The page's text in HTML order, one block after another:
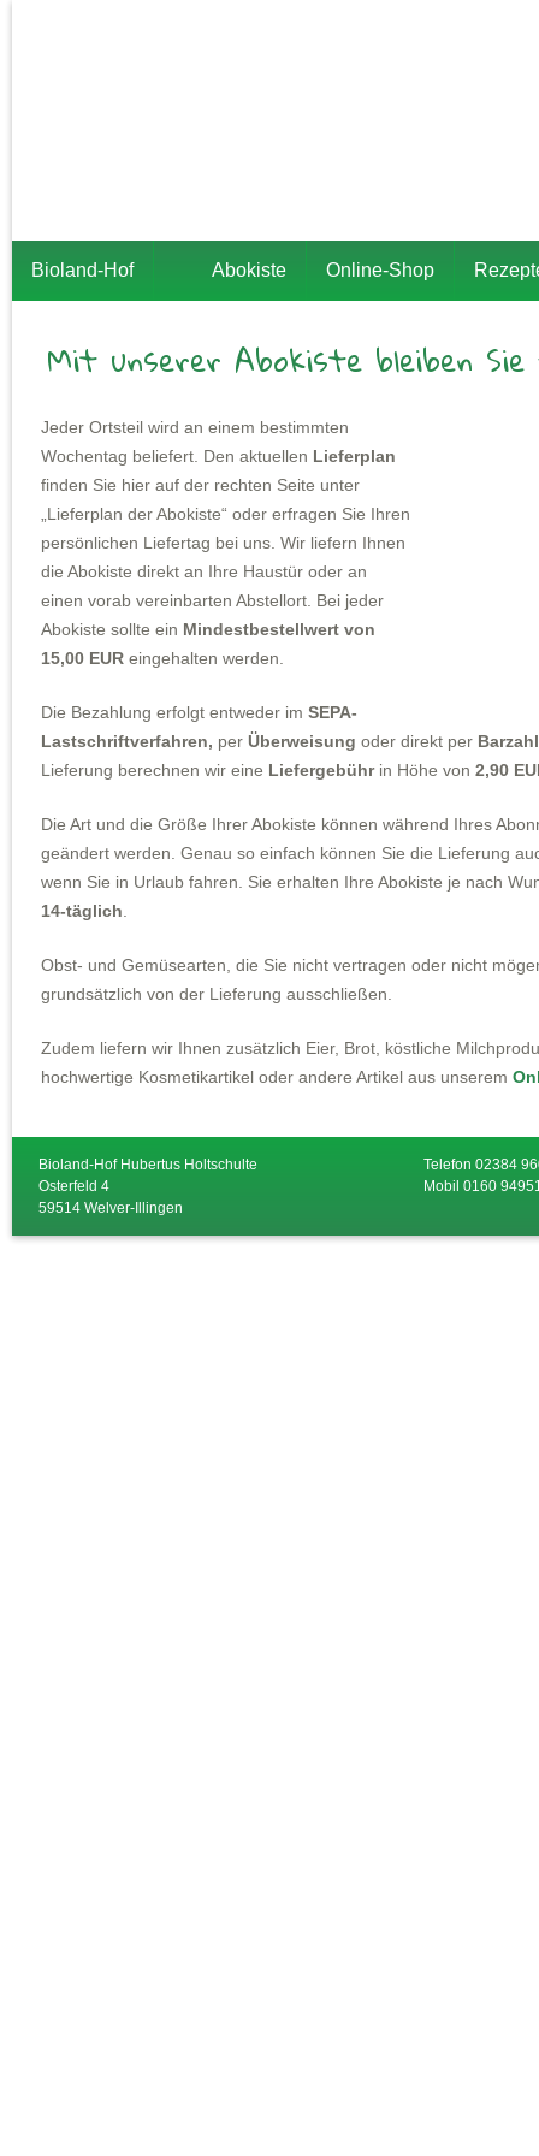
Bioland-Hof Abokiste Online-Shop
Mit unserer Abokiste bleiben Sie
Jeder Ortsteil wird an einem bestimmten
Wochentag beliefert. Den aktuellen Lieferplan
finden Sie hier auf der rechten Seite unter
„Lieferplan der Abokiste“ oder erfragen Sie Ihren
persönlichen Liefertag bei uns. Wir liefern Ihnen
die Abokiste direkt an Ihre Haustür oder an
einen vorab vereinbarten Abstellort. Bei jeder
Abokiste sollte ein Mindestbestellwert von
15,00 EUR eingehalten werden.
Die Bezahlung erfolgt entweder im SEPA-
Lastschriftverfahren, per Überweisung oder direkt per
Lieferung berechnen wir eine Liefergebühr in Höhe von 2,90
Die Art und die Größe Ihrer Abokiste können während Ihres
geändert werden. Genau so einfach können Sie die Lieferung
wenn Sie in Urlaub fahren. Sie erhalten Ihre Abokiste je nach
14-täglich
Obst- und Gemüsearten, die Sie nicht vertragen oder nicht
grundsätzlich von der Lieferung ausschließen.
Zudem liefern wir Ihnen zusätzlich Eier, Brot, köstliche
hochwertige Kosmetikartikel oder andere Artikel aus unserem
Bioland-Hof Hubertus Holtschulte
Osterfeld 4
59514 Welver-Illingen
Telefon 02384
Mobil 0160